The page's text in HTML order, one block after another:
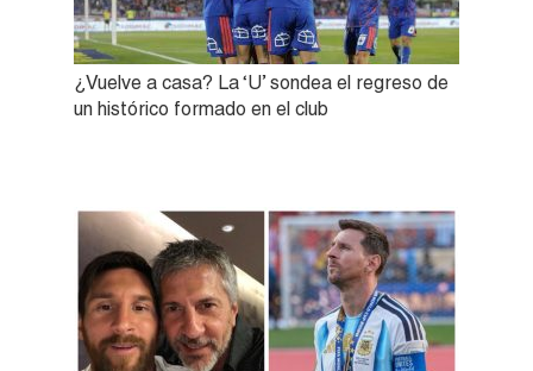
¿Vuelve a casa? La ‘U’ sondea el regreso de
un histórico formado en el club